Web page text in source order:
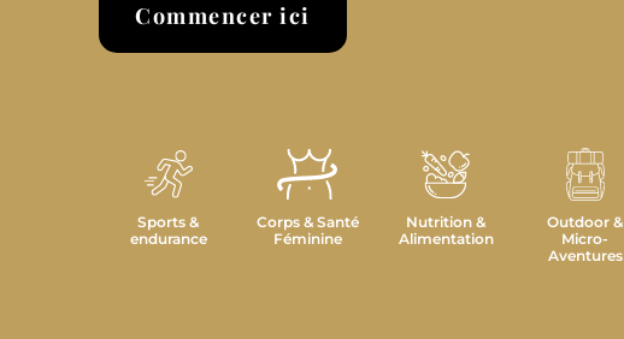
Commencer ici
Sports &
endurance
Corps & Santé
Féminine
Nutrition &
Alimentation
Outdoor &
Micro-
Aventures